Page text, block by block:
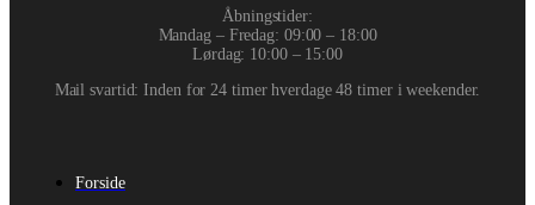
Åbningstider:
Mandag – Fredag: 09:00 – 18:00
Lørdag: 10:00 – 15:00
Mail svartid: Inden for 24 timer hverdage 48 timer i weekender.
Forside